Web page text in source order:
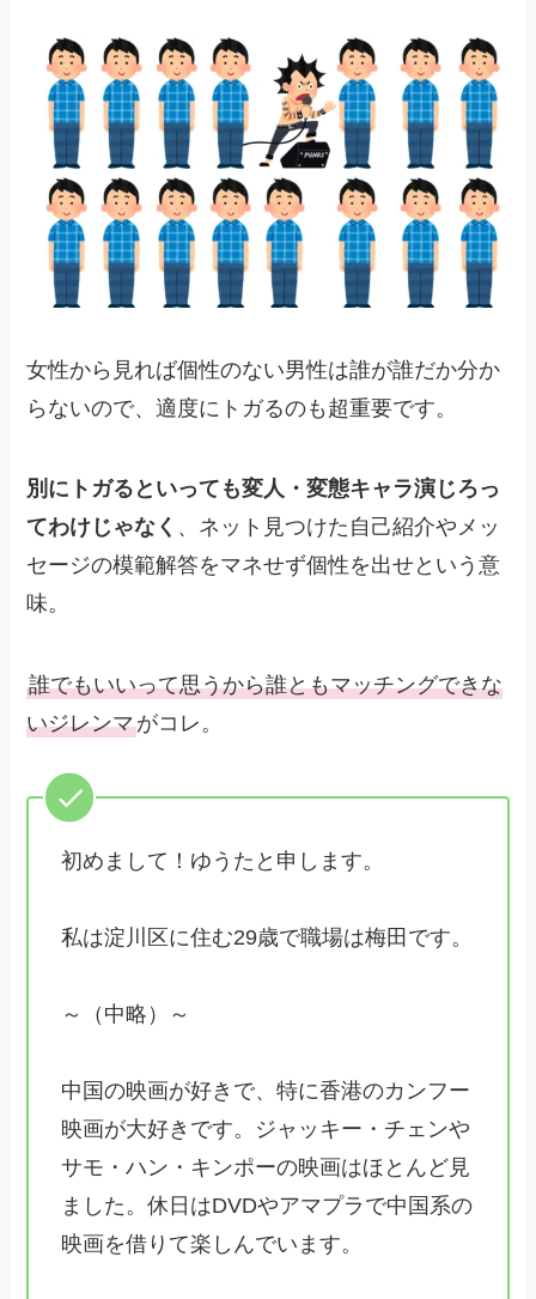
女性から見れば個性のない男性は誰が誰だか分か
らないので、適度にトガるのも超重要です。
別にトガるといっても変人・変態キャラ演じろっ
てわけじゃなく 、ネット見つけた自己紹介やメッ
セージの模範解答をマネせず個性を出せという意
味。
誰でもいいって思うから誰ともマッチングできな
いジレンマがコレ。
初めまして！ゆうたと申します。
私は淀川区に住む29歳で職場は梅田です。
～（中略）～
中国の映画が好きで、特に香港のカンフー
映画が大好きです。ジャッキー・チェンや
サモ・ハン・キンポーの映画はほとんど見
ました。休日はDVDやアマプラで中国系の
映画を借りて楽しんでいます。